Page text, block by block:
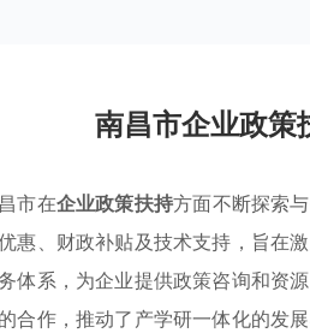
南昌市企业政策
市在企业政策扶持方面不断探索
惠、财政补贴及技术支持，旨在
体系，为企业提供政策咨询和资
合作，推动了产学研一体化的发